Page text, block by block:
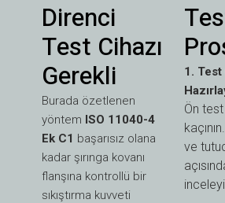
Direnci
Test Cihazı
Gerekli
Burada özetlenen
yöntem ISO 11040-4
Ek C1 başarısız olana
kadar şırınga kovanı
flanşına kontrollü bir
sıkıştırma kuvveti
1.
Ön
ve